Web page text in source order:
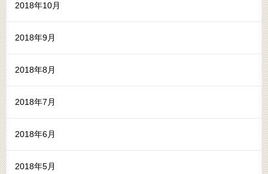
2018年10月
2018年9月
2018年8月
2018年7月
2018年6月
2018年5月